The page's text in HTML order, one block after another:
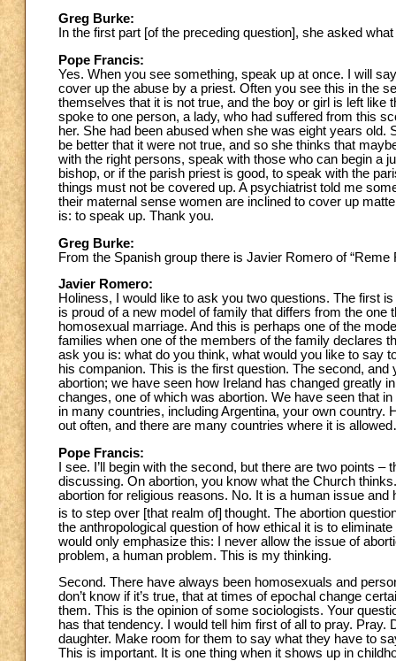
Greg Burke:
In the first part [of the preceding question], she asked
Pope Francis:
Yes. When you see something, speak up at once. I will
cover up the abuse by a priest. Often you see this in the
themselves that it is not true, and the boy or girl is left
spoke to one person, a lady, who had suffered from this
her. She had been abused when she was eight years
be better that it were not true, and so she thinks that
with the right persons, speak with those who can begin a
bishop, or if the parish priest is good, to speak with the
things must not be covered up. A psychiatrist told me
their maternal sense women are inclined to cover up
is: to speak up. Thank you.
Greg Burke:
From the Spanish group there is Javier Romero of “Reme
Javier Romero:
Holiness, I would like to ask you two questions. The first
is proud of a new model of family that differs from the
homosexual marriage. And this is perhaps one of the
families when one of the members of the family declares
ask you is: what do you think, what would you like to say
his companion. This is the first question. The second,
abortion; we have seen how Ireland has changed greatly
changes, one of which was abortion. We have seen that
in many countries, including Argentina, your own
out often, and there are many countries where it is
Pope Francis:
I see. I’ll begin with the second, but there are two points
discussing. On abortion, you know what the Church
abortion for religious reasons. No. It is a human issue
is to step over [that realm of] thought. The abortion
the anthropological question of how ethical it is to
would only emphasize this: I never allow the issue of
problem, a human problem. This is my thinking.
Second. There have always been homosexuals and
don’t know if it’s true, that at times of epochal change
them. This is the opinion of some sociologists. Your
has that tendency. I would tell him first of all to pray.
daughter. Make room for them to say what they have to
This is important. It is one thing when it shows up in